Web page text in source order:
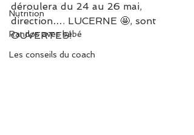
Nutrition
Randos avec bébé
Les conseils du coach
déroulera du 24 au 26 mai,
direction…. LUCERNE 🤩, sont
OUVERTES!